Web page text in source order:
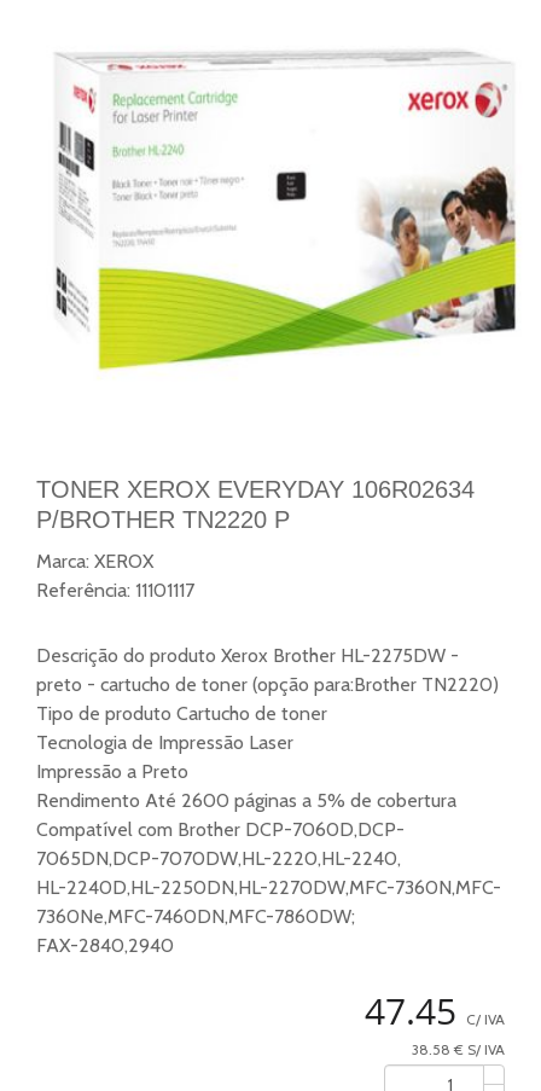
TONER XEROX EVERYDAY 106R02634
P/BROTHER TN2220 P
Marca: XEROX
Referência: 11101117
Descrição do produto Xerox Brother HL-2275DW -
preto - cartucho de toner (opção para:Brother TN2220)
Tipo de produto Cartucho de toner
Tecnologia de Impressão Laser
Impressão a Preto
Rendimento Até 2600 páginas a 5% de cobertura
Compatível com Brother DCP-7060D,DCP-
7065DN,DCP-7070DW,HL-2220,HL-2240,
HL-2240D,HL-2250DN,HL-2270DW,MFC-7360N,MFC-
7360Ne,MFC-7460DN,MFC-7860DW;
FAX-2840,2940
47.45
C/ IVA
38.58 € S/ IVA